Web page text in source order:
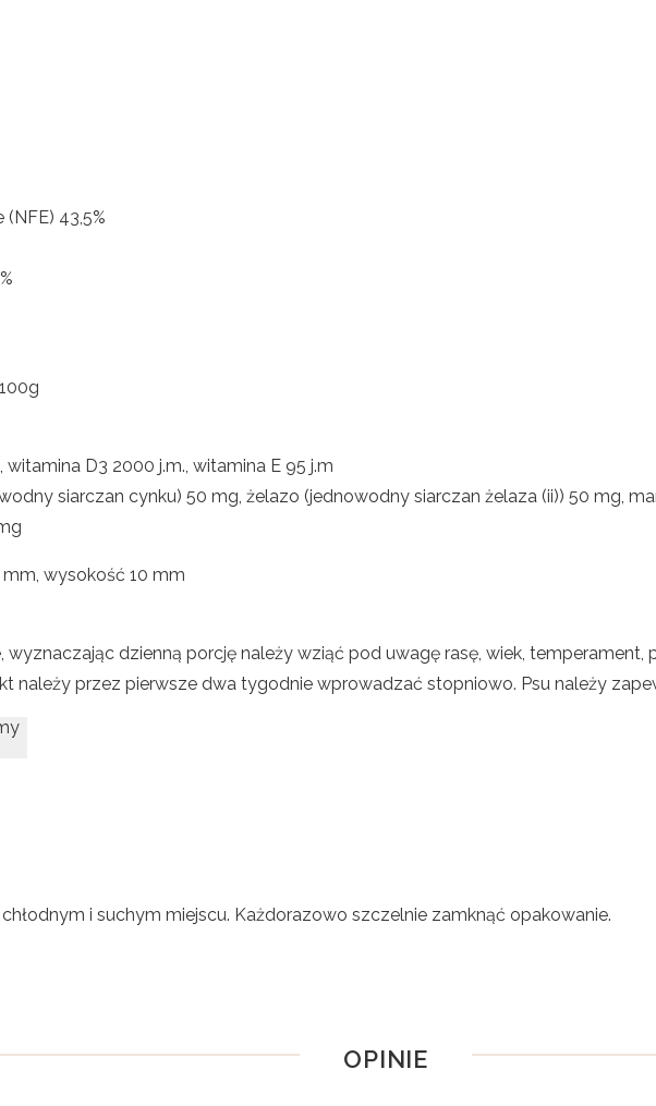
43,5%
D3 2000 j.m., witamina E 95 j.m
siarczan cynku) 50 mg, żelazo (jednowodny siarczan żelaza (ii)) 50 mg,
wysokość 10 mm
wyznaczając dzienną porcję należy wziąć pod uwagę rasę, wiek,
należy przez pierwsze dwa tygodnie wprowadzać stopniowo. Psu należy
i suchym miejscu. Każdorazowo szczelnie zamknąć opakowanie.
OPINIE